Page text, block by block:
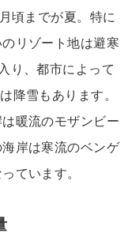
頃までが夏。特に
リゾート地は避寒
り、都市によって
降雪もあります。
暖流のモザンビー
岸は寒流のベンゲ
ています。